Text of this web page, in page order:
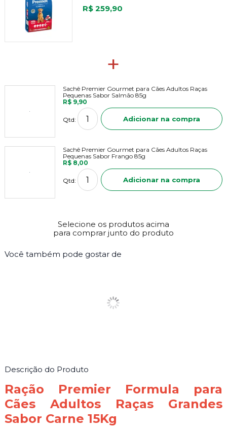
R$ 259,90
+
Sachê Premier Gourmet para Cães Adultos Raças
Pequenas Sabor Salmão 85g
R$ 9,90
Qtd: Adicionar na compra
Sachê Premier Gourmet para Cães Adultos Raças
Pequenas Sabor Frango 85g
R$ 8,00
Qtd: Adicionar na compra
Selecione os produtos acima
para comprar junto do produto
Você também pode gostar de
Descrição do Produto
Ração Premier Formula para
Cães Adultos Raças Grandes
Sabor Carne 15Kg